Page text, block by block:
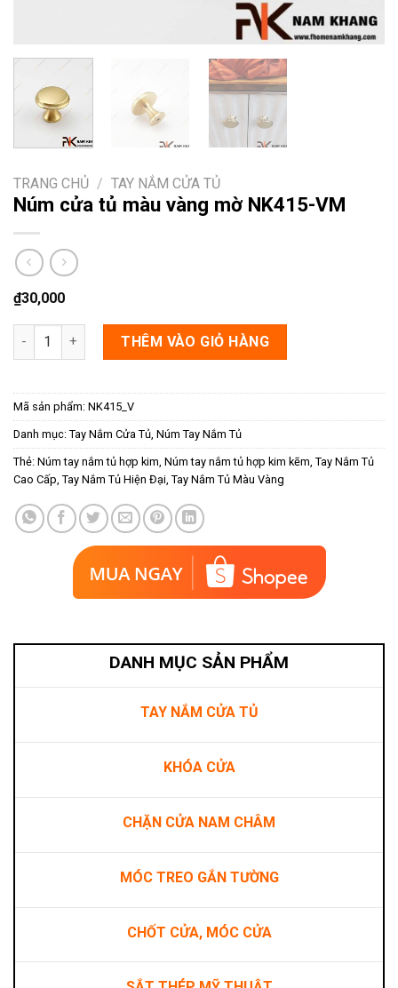
TRANG CHỦ / TAY NẮM CỬA TỦ
Núm cửa tủ màu vàng mờ NK415-VM
₫30,000
Núm cửa tủ màu vàng mờ NK415-VM số lượng
THÊM VÀO GIỎ HÀNG
Mã sản phẩm: NK415_V
Danh mục: Tay Nắm Cửa Tủ Núm Tay Nắm Tủ
Thẻ: Núm tay nắm tủ hợp kim Núm tay nắm tủ hợp kim kẽm Tay Nắm Tủ
Cao Cấp Tay Nắm Tủ Hiện Đại Tay Nắm Tủ Màu Vàng
DANH MỤC SẢN PHẨM
TAY NẮM CỬA TỦ
KHÓA CỬA
CHẶN CỬA NAM CHÂM
MÓC TREO GẮN TƯỜNG
CHỐT CỬA, MÓC CỬA